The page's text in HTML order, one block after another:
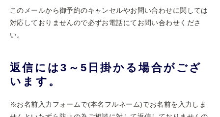
このメールから御予約のキャンセルやお問い合わせに関しては
対応しておりませんので必ずお電話にてお問い合わせくださ
い。
返信には3～5日掛かる場合がござ
います。
※お名前入力フォームで(本名フルネーム)でお名前を入力しま